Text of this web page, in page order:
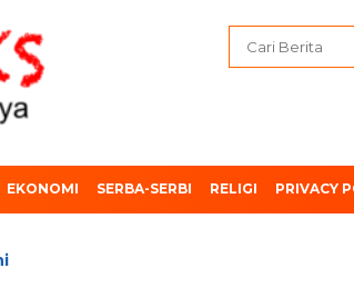
EKONOMI SERBA-SERBI RELIGI PRIVACY